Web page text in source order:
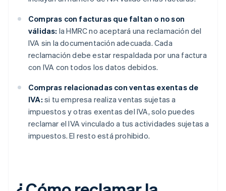
Compras con facturas que faltan o no son
válidas: la HMRC no aceptará una reclamación del
IVA sin la documentación adecuada. Cada
reclamación debe estar respaldada por una factura
con IVA con todos los datos debidos.
Compras relacionadas con ventas exentas de
IVA: si tu empresa realiza ventas sujetas a
impuestos y otras exentas del IVA, solo puedes
reclamar el IVA vinculado a tus actividades sujetas a
impuestos. El resto está prohibido.